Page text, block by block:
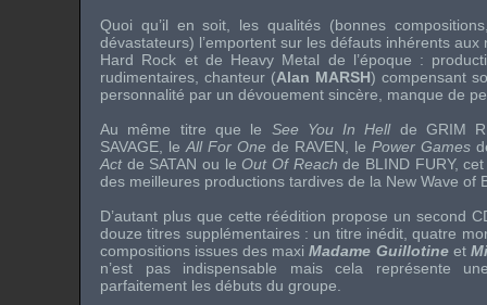
Quoi qu’il en soit, les qualités (bonnes
dévastateurs) l’emportent sur les défauts inhérents
Hard Rock et de Heavy Metal de l’époque :
rudimentaires, chanteur (Alan MARSH) compensant
personnalité par un dévouement sincère, manque de
Au même titre que le See You In HelldeGRIM
SAVAGE , le All For One de RAVEN , le Power Games
Actde SATANou le Out Of Reach de BLIND FURY,
des meilleures productions tardives de la New Wave of
D’autant plus que cette réédition propose un second
douze titres supplémentaires : un titre inédit, quatre
compositions issues des maxiMadame Guillotineet
n’est pas indispensable mais cela représente
parfaitement les débuts du groupe.